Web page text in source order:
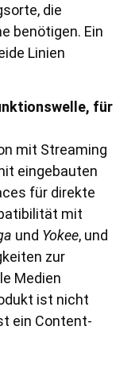
die
benötigen. Ein
Linien
für
mit Streaming
eingebauten
für direkte
mit
und Yokee, und
zur
Medien
ist nicht
ein Content-